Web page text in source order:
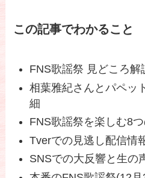
この記事でわかること
FNS歌謡祭 見どころ
相葉雅紀さんとパペッ
細
FNS歌謡祭を楽しむ8
Tverでの見逃し配信情
SNSでの大反響と生の